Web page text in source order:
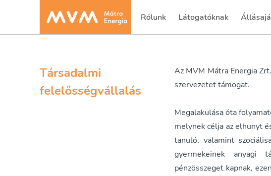
Rólunk Látogatóknak
(current) (current)
Társadalmi
felelősségvállalás
Az MVM Mátra Energia
szervezetet támogat.
Megalakulása óta
melynek célja az elhunyt
tanuló, valamint
gyermekeinek anyagi
pénzösszeget kapnak,